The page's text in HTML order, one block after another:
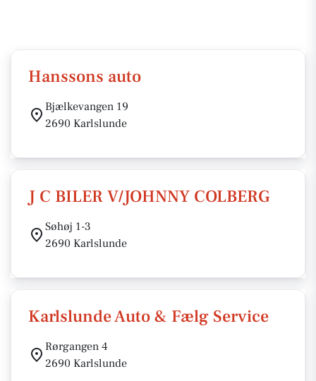
Hanssons auto
Bjælkevangen 19
2690 Karlslunde
J C BILER V/JOHNNY COLBERG
Søhøj 1-3
2690 Karlslunde
Karlslunde Auto & Fælg Service
Rørgangen 4
2690 Karlslunde